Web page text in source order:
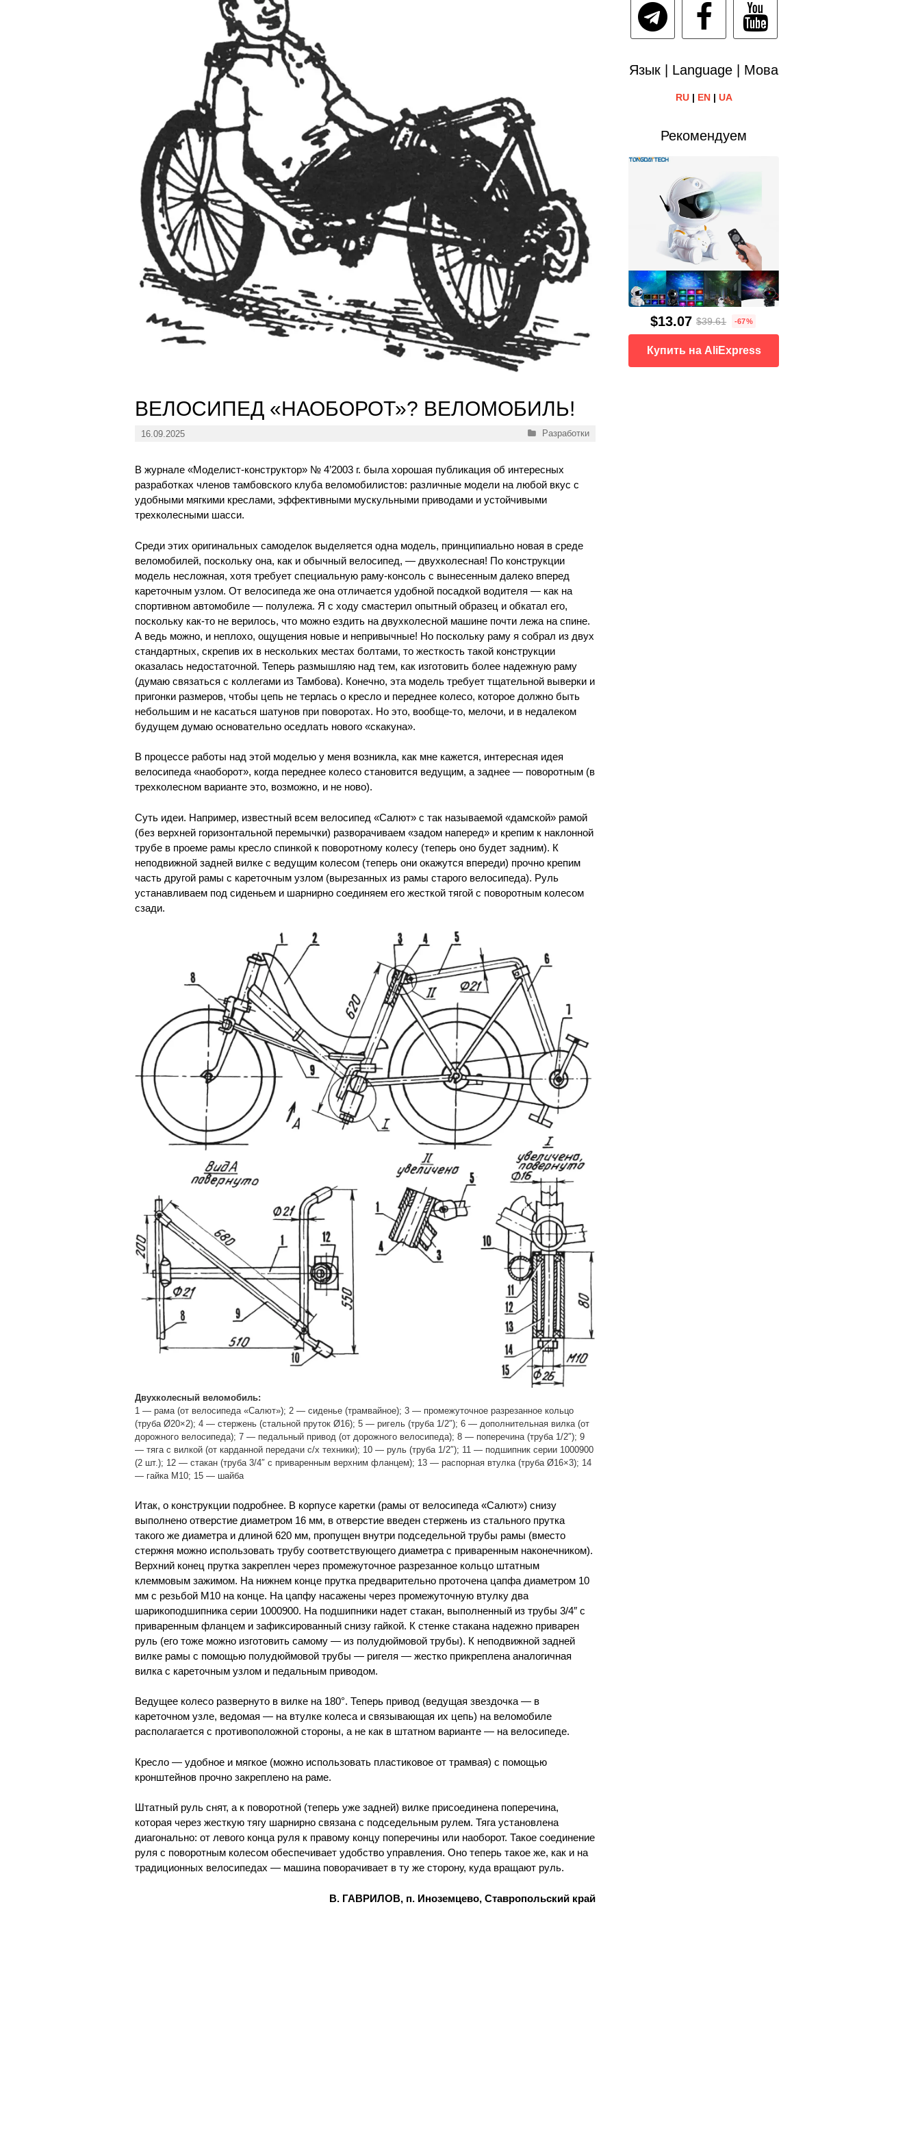
ВЕЛОСИПЕД «НАОБОРОТ»? ВЕЛОМОБИЛЬ!
16.09.2025 Рубрики
Разработки
В журнале «Моделист-конструктор» № 4’2003 г. была хорошая публикация об интересных
разработках членов тамбовского клуба веломобилистов: различные модели на любой вкус с
удобными мягкими креслами, эффективными мускульными приводами и устойчивыми
трехколесными шасси.
Среди этих оригинальных самоделок выделяется одна модель, принципиально новая в среде
веломобилей, поскольку она, как и обычный велосипед, — двухколесная! По конструкции
модель несложная, хотя требует специальную раму-консоль с вынесенным далеко вперед
кареточным узлом. От велосипеда же она отличается удобной посадкой водителя — как на
спортивном автомобиле — полулежа. Я с ходу смастерил опытный образец и обкатал его,
поскольку как-то не верилось, что можно ездить на двухколесной машине почти лежа на спине.
А ведь можно, и неплохо, ощущения новые и непривычные! Но поскольку раму я собрал из двух
стандартных, скрепив их в нескольких местах болтами, то жесткость такой конструкции
оказалась недостаточной. Теперь размышляю над тем, как изготовить более надежную раму
(думаю связаться с коллегами из Тамбова). Конечно, эта модель требует тщательной выверки и
пригонки размеров, чтобы цепь не терлась о кресло и переднее колесо, которое должно быть
небольшим и не касаться шатунов при поворотах. Но это, вообще-то, мелочи, и в недалеком
будущем думаю основательно оседлать нового «скакуна».
В процессе работы над этой моделью у меня возникла, как мне кажется, интересная идея
велосипеда «наоборот», когда переднее колесо становится ведущим, а заднее — поворотным (в
трехколесном варианте это, возможно, и не ново).
Суть идеи. Например, известный всем велосипед «Салют» с так называемой «дамской» рамой
(без верхней горизонтальной перемычки) разворачиваем «задом наперед» и крепим к наклонной
трубе в проеме рамы кресло спинкой к поворотному колесу (теперь оно будет задним). К
неподвижной задней вилке с ведущим колесом (теперь они окажутся впереди) прочно крепим
часть другой рамы с кареточным узлом (вырезанных из рамы старого велосипеда). Руль
устанавливаем под сиденьем и шарнирно соединяем его жесткой тягой с поворотным колесом
сзади.
Двухколесный веломобиль:
1 — рама (от велосипеда «Салют»); 2 — сиденье (трамвайное); 3 — промежуточное разрезанное кольцо
(труба Ø20×2); 4 — стержень (стальной пруток Ø16); 5 — ригель (труба 1/2″); 6 — дополнительная вилка (от
дорожного велосипеда); 7 — педальный привод (от дорожного велосипеда); 8 — поперечина (труба 1/2″); 9
— тяга с вилкой (от карданной передачи с/х техники); 10 — руль (труба 1/2″); 11 — подшипник серии 1000900
(2 шт.); 12 — стакан (труба 3/4″ с приваренным верхним фланцем); 13 — распорная втулка (труба Ø16×3); 14
— гайка М10; 15 — шайба
Итак, о конструкции подробнее. В корпусе каретки (рамы от велосипеда «Салют») снизу
выполнено отверстие диаметром 16 мм, в отверстие введен стержень из стального прутка
такого же диаметра и длиной 620 мм, пропущен внутри подседельной трубы рамы (вместо
стержня можно использовать трубу соответствующего диаметра с приваренным наконечником).
Верхний конец прутка закреплен через промежуточное разрезанное кольцо штатным
клеммовым зажимом. На нижнем конце прутка предварительно проточена цапфа диаметром 10
мм с резьбой М10 на конце. На цапфу насажены через промежуточную втулку два
шарикоподшипника серии 1000900. На подшипники надет стакан, выполненный из трубы 3/4″ с
приваренным фланцем и зафиксированный снизу гайкой. К стенке стакана надежно приварен
руль (его тоже можно изготовить самому — из полудюймовой трубы). К неподвижной задней
вилке рамы с помощью полудюймовой трубы — ригеля — жестко прикреплена аналогичная
вилка с кареточным узлом и педальным приводом.
Ведущее колесо развернуто в вилке на 180°. Теперь привод (ведущая звездочка — в
кареточном узле, ведомая — на втулке колеса и связывающая их цепь) на веломобиле
располагается с противоположной стороны, а не как в штатном варианте — на велосипеде.
Кресло — удобное и мягкое (можно использовать пластиковое от трамвая) с помощью
кронштейнов прочно закреплено на раме.
Штатный руль снят, а к поворотной (теперь уже задней) вилке присоединена поперечина,
которая через жесткую тягу шарнирно связана с подседельным рулем. Тяга установлена
диагонально: от левого конца руля к правому концу поперечины или наоборот. Такое соединение
руля с поворотным колесом обеспечивает удобство управления. Оно теперь такое же, как и на
традиционных велосипедах — машина поворачивает в ту же сторону, куда вращают руль.
В. ГАВРИЛОВ, п. Иноземцево, Ставропольский край
Язык | Language | Мова
RU| EN| UA
Рекомендуем
$13.07 $39.61 -67%
Купить на AliExpress